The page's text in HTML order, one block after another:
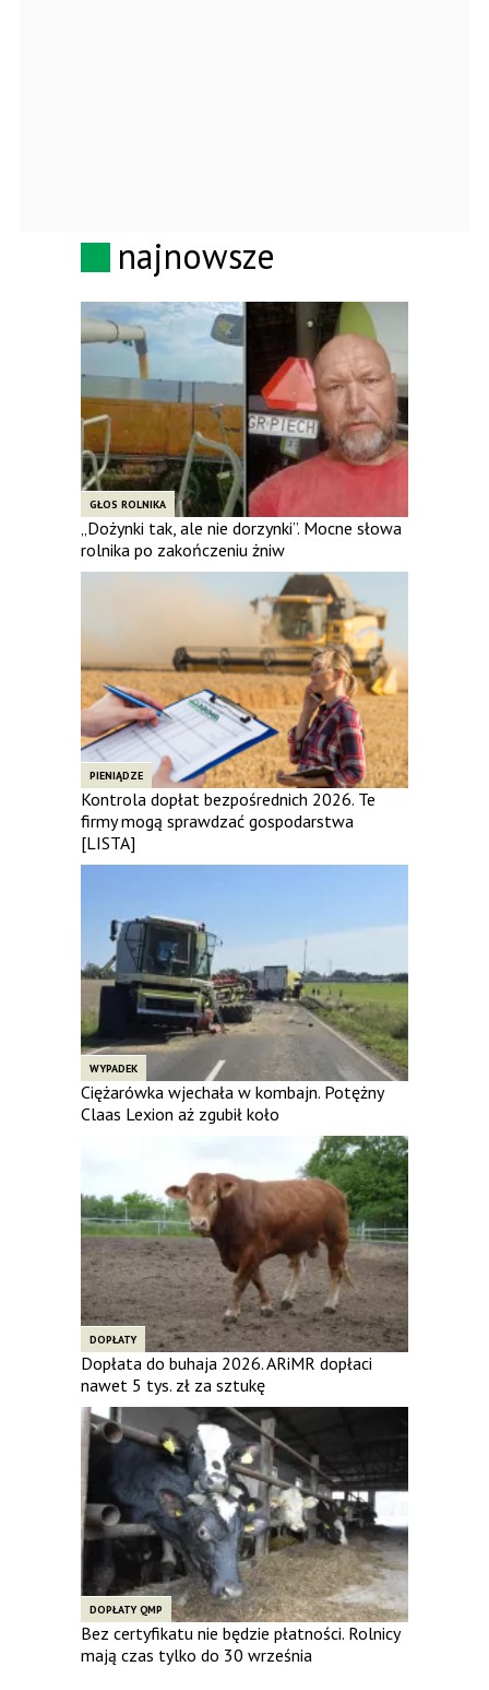
najnowsze
GŁOS ROLNIKA
„Dożynki tak, ale nie dorzynki”. Mocne słowa
rolnika po zakończeniu żniw
PIENIĄDZE
Kontrola dopłat bezpośrednich 2026. Te
firmy mogą sprawdzać gospodarstwa
[LISTA]
WYPADEK
Ciężarówka wjechała w kombajn. Potężny
Claas Lexion aż zgubił koło
DOPŁATY
Dopłata do buhaja 2026. ARiMR dopłaci
nawet 5 tys. zł za sztukę
DOPŁATY QMP
Bez certyfikatu nie będzie płatności. Rolnicy
mają czas tylko do 30 września